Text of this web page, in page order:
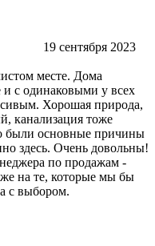
19 сентября 2023
месте. Дома
с одинаковыми у всех
Хорошая природа,
канализация тоже
были основные причины
здесь. Очень довольны!
по продажам -
на те, которые мы бы
с выбором.